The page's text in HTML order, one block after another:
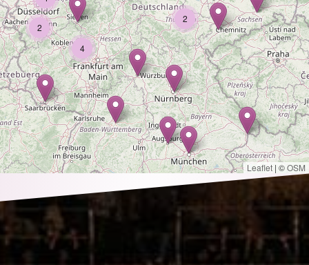
2
2
4
Leaflet | ©OSM